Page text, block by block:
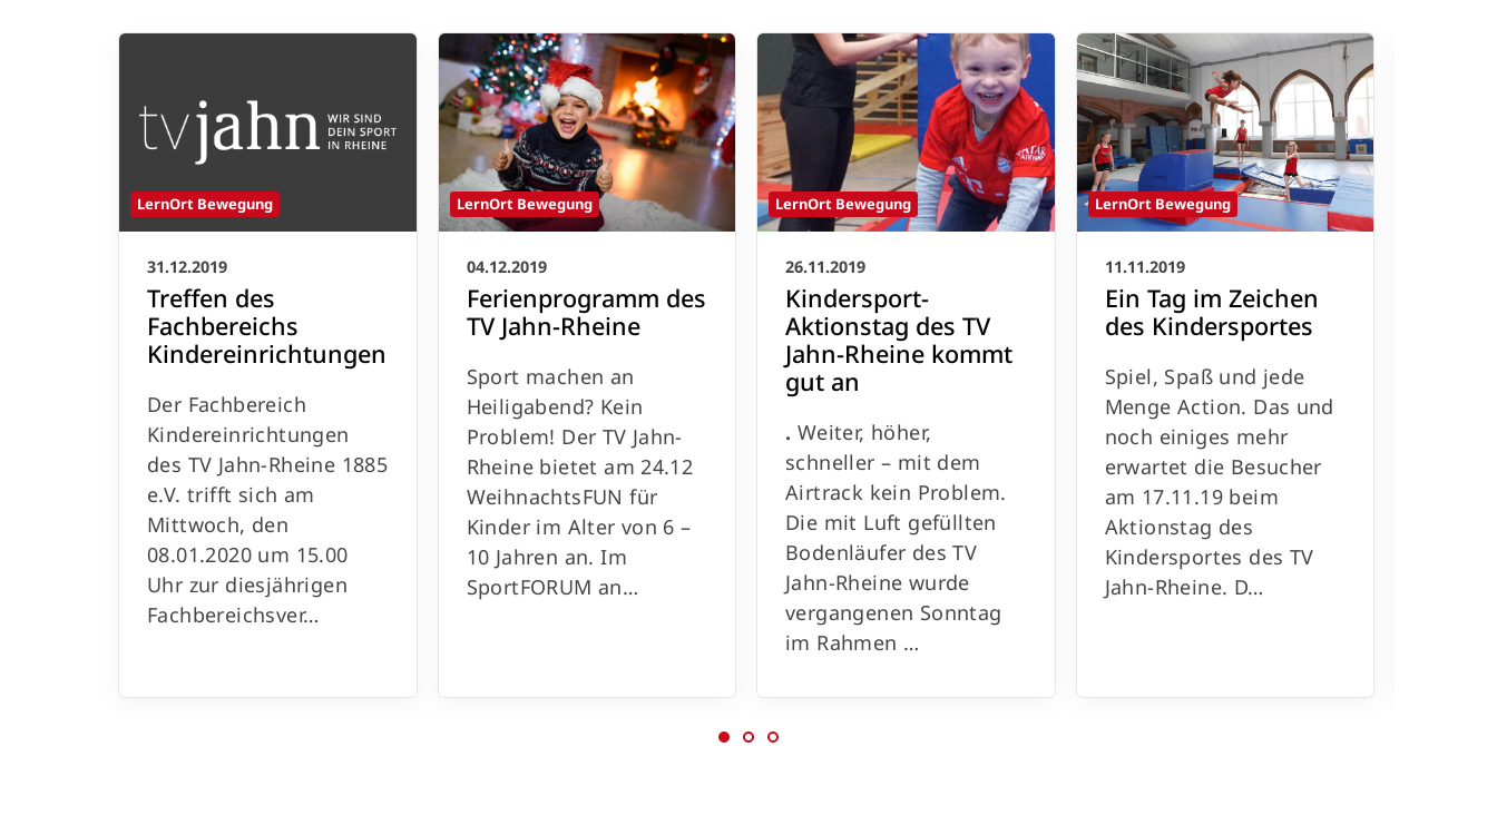
LernOrt Bewegung
31.12.2019
Treffen des
Fachbereichs
Kindereinrichtungen
Der Fachbereich
Kindereinrichtungen
des TV Jahn-Rheine 1885
e.V. trifft sich am
Mittwoch, den
08.01.2020 um 15.00
Uhr zur diesjährigen
Fachbereichsver…
LernOrt Bewegung
04.12.2019
Ferienprogramm des
TV Jahn-Rheine
Sport machen an
Heiligabend? Kein
Problem! Der TV Jahn-
Rheine bietet am 24.12
WeihnachtsFUN für
Kinder im Alter von 6 –
10 Jahren an. Im
SportFORUM an…
LernOrt Bewegung
26.11.2019
Kindersport-
Aktionstag des TV
Jahn-Rheine kommt
gut an
. Weiter, höher,
schneller – mit dem
Airtrack kein Problem.
Die mit Luft gefüllten
Bodenläufer des TV
Jahn-Rheine wurde
vergangenen Sonntag
im Rahmen …
LernOrt Bewegung
11.11.2019
Ein Tag im Zeichen
des Kindersportes
Spiel, Spaß und jede
Menge Action. Das und
noch einiges mehr
erwartet die Besucher
am 17.11.19 beim
Aktionstag des
Kindersportes des TV
Jahn-Rheine. D…